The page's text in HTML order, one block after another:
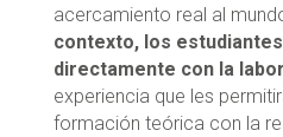
acercamiento real al
contexto, los
directamente con la
experiencia que les
formación teórica con la